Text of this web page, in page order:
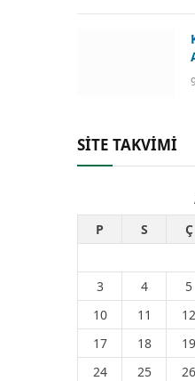
SİTE TAKVİMİ
P
S Ç
3
4 5
10
11 12
17
18 19
24
25 26